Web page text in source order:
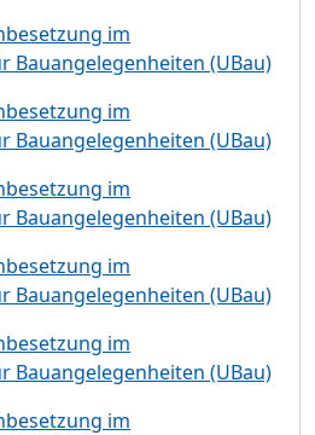
im
Bauangelegenheiten (UBau)
im
Bauangelegenheiten (UBau)
im
Bauangelegenheiten (UBau)
im
Bauangelegenheiten (UBau)
im
Bauangelegenheiten (UBau)
im